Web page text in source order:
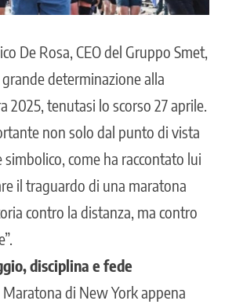
De Rosa, CEO del Gruppo Smet,
determinazione alla
2025, tenutasi lo scorso 27 aprile.
non solo dal punto di vista
come ha raccontato lui
il traguardo di una maratona
contro la distanza, ma contro
disciplina e fede
di New York appena